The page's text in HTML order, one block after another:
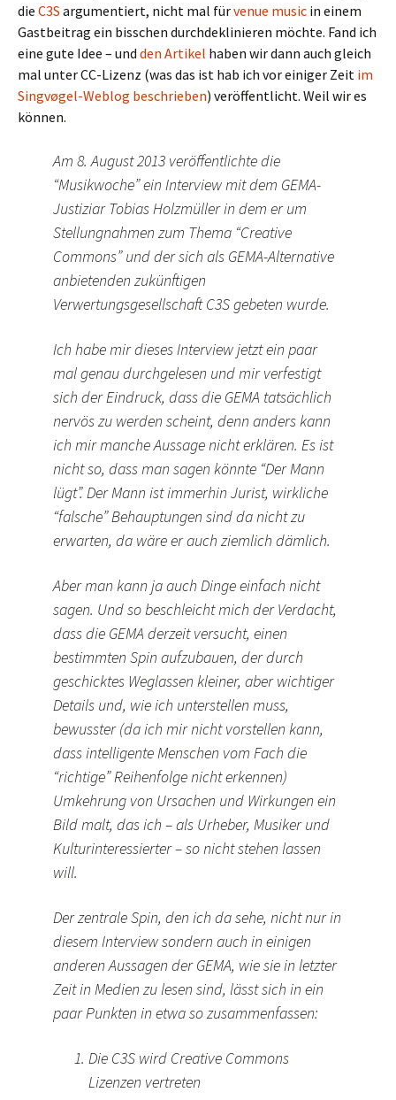
die C3S argumentiert, nicht mal fürvenue music in einem
Gastbeitrag ein bisschen durchdeklinieren möchte. Fand ich
eine gute Idee – und den Artikel haben wir dann auch gleich
mal unter CC-Lizenz (was das ist hab ich vor einiger Zeit im
Singvøgel-Weblog beschrieben) veröffentlicht. Weil wir es
können.
Am 8. August 2013 veröffentlichte die
“Musikwoche” ein Interview mit dem GEMA-
Justiziar Tobias Holzmüller in dem er um
Stellungnahmen zum Thema “Creative
Commons” und der sich als GEMA-Alternative
anbietenden zukünftigen
Verwertungsgesellschaft C3S gebeten wurde.
Ich habe mir dieses Interview jetzt ein paar
mal genau durchgelesen und mir verfestigt
sich der Eindruck, dass die GEMA tatsächlich
nervös zu werden scheint, denn anders kann
ich mir manche Aussage nicht erklären. Es ist
nicht so, dass man sagen könnte “Der Mann
lügt”. Der Mann ist immerhin Jurist, wirkliche
“falsche” Behauptungen sind da nicht zu
erwarten, da wäre er auch ziemlich dämlich.
Aber man kann ja auch Dinge einfach nicht
sagen. Und so beschleicht mich der Verdacht,
dass die GEMA derzeit versucht, einen
bestimmten Spin aufzubauen, der durch
geschicktes Weglassen kleiner, aber wichtiger
Details und, wie ich unterstellen muss,
bewusster (da ich mir nicht vorstellen kann,
dass intelligente Menschen vom Fach die
“richtige” Reihenfolge nicht erkennen)
Umkehrung von Ursachen und Wirkungen ein
Bild malt, das ich – als Urheber, Musiker und
Kulturinteressierter – so nicht stehen lassen
will.
Der zentrale Spin, den ich da sehe, nicht nur in
diesem Interview sondern auch in einigen
anderen Aussagen der GEMA, wie sie in letzter
Zeit in Medien zu lesen sind, lässt sich in ein
paar Punkten in etwa so zusammenfassen:
Die C3S wird Creative Commons
Lizenzen vertreten